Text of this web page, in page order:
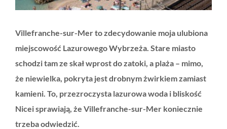
Villefranche-sur-Mer to zdecydowanie moja ulubiona
miejscowość Lazurowego Wybrzeża. Stare miasto
schodzi tam ze skał wprost do zatoki, a plaża – mimo,
że niewielka, pokryta jest drobnym żwirkiem zamiast
kamieni. To, przezroczysta lazurowa woda i bliskość
Nicei sprawiają, że Villefranche-sur-Mer koniecznie
trzeba odwiedzić.